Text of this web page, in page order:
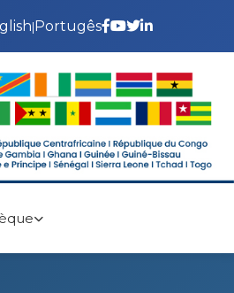
|Portugês